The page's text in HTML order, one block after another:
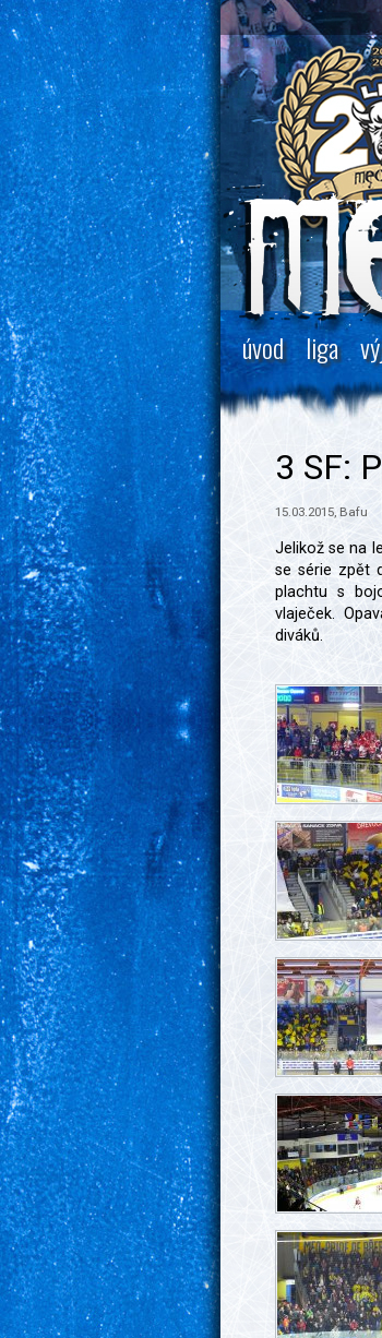
úvod liga
3 SF:
15.03.2015, Bafu
Jelikož se na
se série zpět
plachtu s
vlaječek.
diváků.